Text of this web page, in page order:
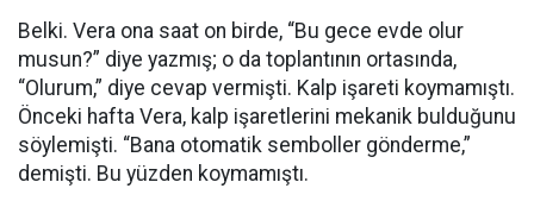
Belki. Vera ona saat on birde, “Bu gece evde olur
musun?” diye yazmış; o da toplantının ortasında,
“Olurum,” diye cevap vermişti. Kalp işareti koymamıştı.
Önceki hafta Vera, kalp işaretlerini mekanik bulduğunu
söylemişti. “Bana otomatik semboller gönderme,”
demişti. Bu yüzden koymamıştı.